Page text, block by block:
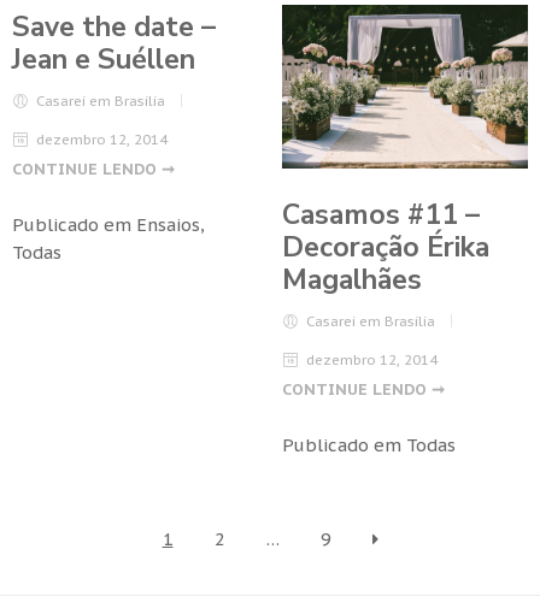
Save the date –
Jean e Suéllen
Casarei em Brasilia
dezembro 12, 2014
CONTINUE LENDO ➞
Publicado em Ensaios,
Todas
Casamos #11 –
Decoração Érika
Magalhães
Casarei em Brasilia
dezembro 12, 2014
CONTINUE LENDO ➞
Publicado em Todas
1 2 … 9